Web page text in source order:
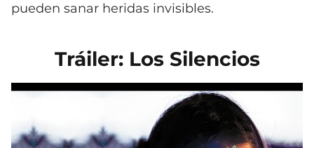
pueden sanar heridas invisibles.
Tráiler: Los Silencios